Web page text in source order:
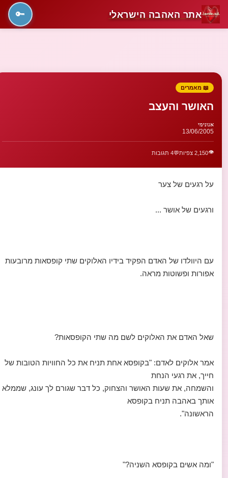
אתר האהבה הישראלי 🔑
📖 מאמרים
האושר והעצב
אנונימי
13/06/2005
👁️2,150 צפיות 💬4 תגובות
על רגעים של צער
ורגעים של אושר ...
עם היוולדו של האדם הפקיד בידיו האלוקים שתי קופסאות מרובעות
אפורות ופשוטות מראה.
שאל האדם את האלוקים לשם מה שתי הקופסאות?
אמר אלוקים לאדם: "בקופסא אחת תניח את כל החוויות הטובות של
חייך, את רגעי הנחת
והשמחה, את שעות האושר והצחוק, כל דבר שגורם לך עונג, שממלא
אותך באהבה תניח בקופסא
הראשונה".
"ומה אשים בקופסא השניה?"